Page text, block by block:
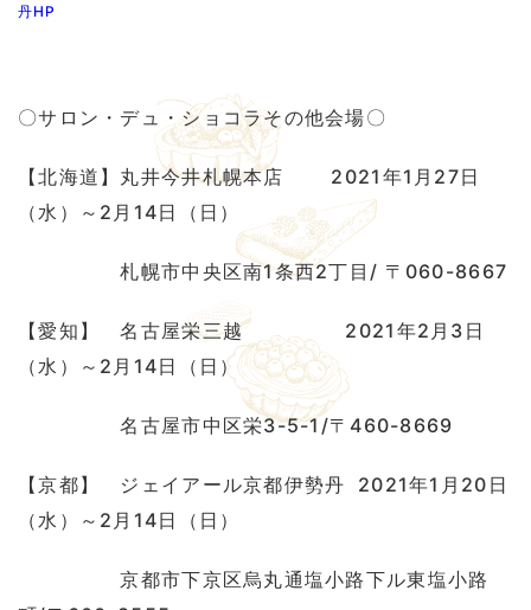
丹HP
〇サロン・デュ・ショコラその他会場〇
【北海道】丸井今井札幌本店 2021年1月27日
（水）～2月14日（日）
札幌市中央区南1条西2丁目/ 〒060-8667
【愛知】 名古屋栄三越 2021年2月3日
（水）～2月14日（日）
名古屋市中区栄3-5-1/〒460-8669
【京都】 ジェイアール京都伊勢丹 2021年1月20日
（水）～2月14日（日）
京都市下京区烏丸通塩小路下ル東塩小路